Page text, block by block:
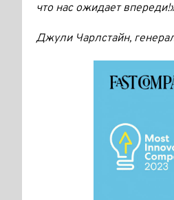
что нас ожидает
Джули Чарлстайн,